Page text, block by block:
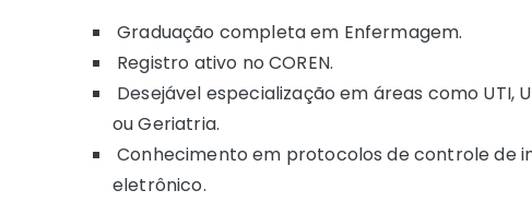
Graduação completa em Enfermagem.
Registro ativo no COREN.
Desejável especialização em áreas como UTI,
ou Geriatria.
Conhecimento em protocolos de controle de
eletrônico.